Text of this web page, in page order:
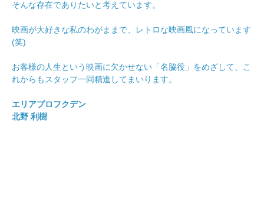
そんな存在でありたいと考えています。
映画が大好きな私のわがままで、レトロな映画風になっています
(笑)
お客様の人生という映画に欠かせない「名脇役」をめざして、こ
れからもスタッフ一同精進してまいります。
エリアプロフクデン
北野 利樹